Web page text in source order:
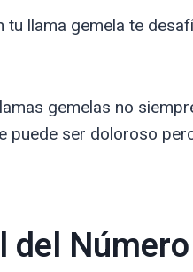
tu llama gemela te
gemelas no
puede ser doloroso
del